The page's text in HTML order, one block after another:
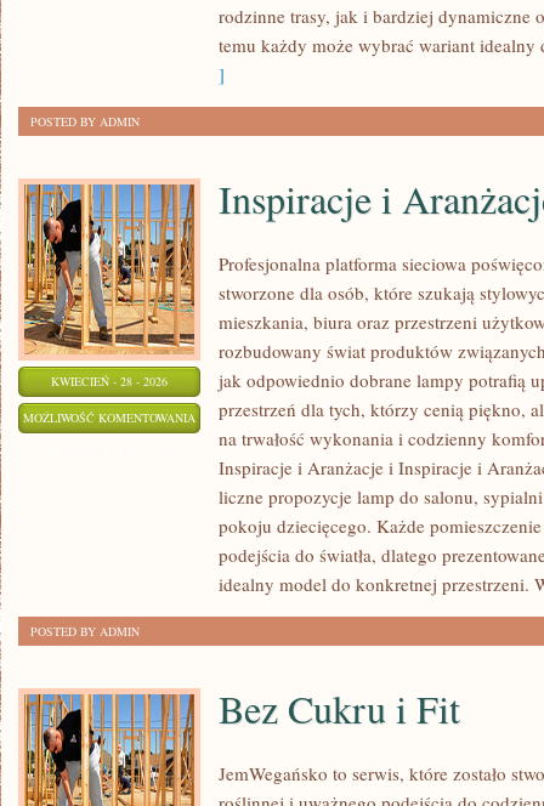
rodzinne trasy, jak i bardziej dynamiczne
temu każdy może wybrać wariant idealny
]
POSTED BY ADMIN
KWIECIEŃ - 28 - 2026
MOŻLIWOŚĆ KOMENTOWANIA INSPIRACJE
ARANŻACJE
Inspiracje i
Profesjonalna platforma sieciowa
stworzone dla osób, które szukają
mieszkania, biura oraz przestrzeni
rozbudowany świat produktów
jak odpowiednio dobrane lampy potrafią
przestrzeń dla tych, którzy cenią piękno,
na trwałość wykonania i codzienny
Inspiracje i Aranżacje i Inspiracje i
liczne propozycje lamp do salonu,
pokoju dziecięcego. Każde
podejścia do światła, dlatego
idealny model do konkretnej przestrzeni.
POSTED BY ADMIN
Bez Cukru i Fit
JemWegańsko to serwis, które zostało